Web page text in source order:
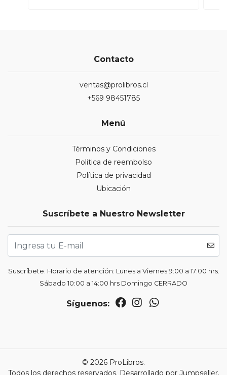
Contacto
ventas@prolibros.cl
+569 98451785
Menú
Términos y Condiciones
Politica de reembolso
Política de privacidad
Ubicación
Suscríbete a Nuestro Newsletter
Suscríbete. Horario de atención: Lunes a Viernes 9:00 a 17:00 hrs.
Sábado 10:00 a 14:00 hrs Domingo CERRADO
Síguenos:
© 2026 ProLibros.
Todos los derechos reservados. Desarrollado por Jumpseller.